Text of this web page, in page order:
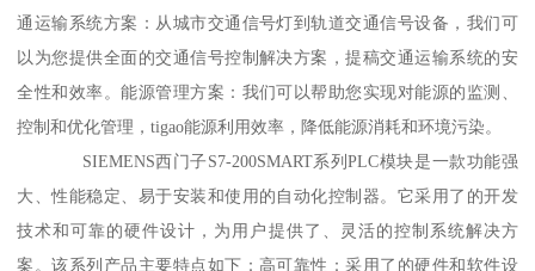
通运输系统方案：从城市交通信号灯到轨道交通信号设备，我们可
以为您提供全面的交通信号控制解决方案，提稿交通运输系统的安
全性和效率。能源管理方案：我们可以帮助您实现对能源的监测、
控制和优化管理，tigao能源利用效率，降低能源消耗和环境污染。
SIEMENS西门子S7-200SMART系列PLC模块是一款功能强
大、性能稳定、易于安装和使用的自动化控制器。它采用了的开发
技术和可靠的硬件设计，为用户提供了、灵活的控制系统解决方
案。该系列产品主要特点如下：高可靠性：采用了的硬件和软件设